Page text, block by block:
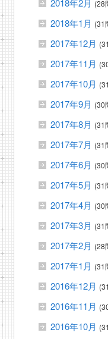
2018年2月 (28
2018年1月 (31
2017年12月
2017年11月
2017年10月
2017年9月 (30
2017年8月 (31
2017年7月 (31
2017年6月 (30
2017年5月 (31
2017年4月 (30
2017年3月 (31
2017年2月 (28
2017年1月 (31
2016年12月
2016年11月
2016年10月